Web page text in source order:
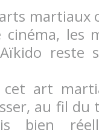
martiaux
cinéma, les
reste
cet art
au fil
bien